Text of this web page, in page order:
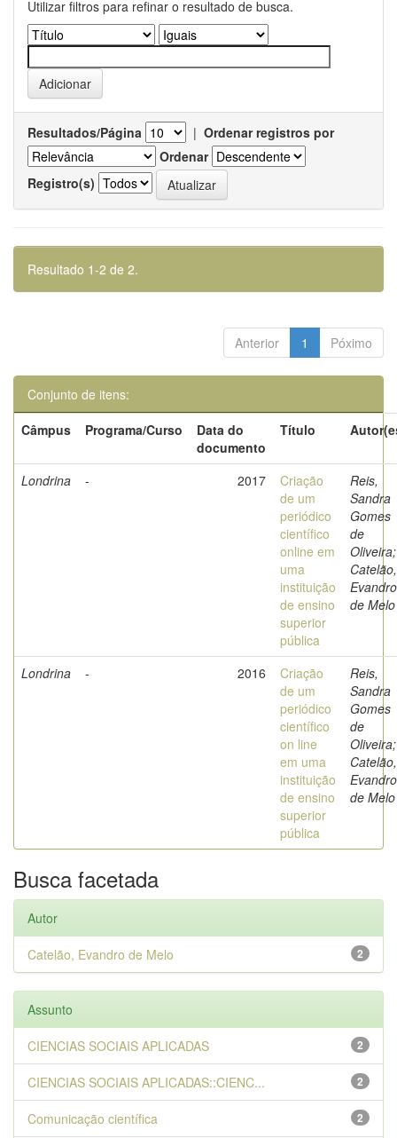
Utilizar filtros para refinar o resultado de busca.
Resultados/Página | Ordenar registros por
Ordenar
Registro(s)
Resultado 1-2 de 2.
Anterior 1 Póximo
Conjunto de itens:
Câmpus
Programa/Curso
Data do
documento
Título
Londrina - 2017
Criação
de um
periódico
científico
online em
uma
instituição
de ensino
superior
pública
Reis,
Sandra
Gomes
de
Oliveira;
Catelão,
Evandro
de Melo
Londrina - 2016
Criação
de um
periódico
científico
on line
em uma
instituição
de ensino
superior
pública
Reis,
Sandra
Gomes
de
Oliveira;
Catelão,
Evandro
de Melo
Busca facetada
Autor
2
Catelão, Evandro de Melo
Assunto
2
CIENCIAS SOCIAIS APLICADAS
2
CIENCIAS SOCIAIS APLICADAS::CIENC...
2
Comunicação científica